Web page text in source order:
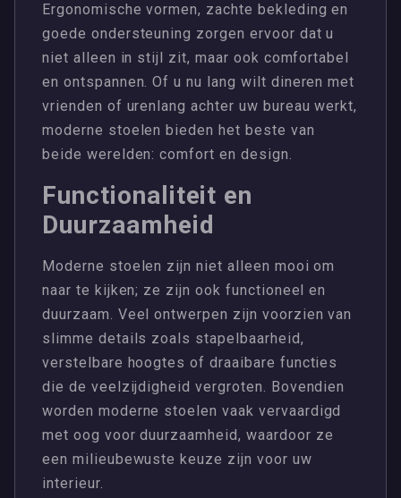
Ergonomische vormen, zachte bekleding en
goede ondersteuning zorgen ervoor dat u
niet alleen in stijl zit, maar ook comfortabel
en ontspannen. Of u nu lang wilt dineren met
vrienden of urenlang achter uw bureau werkt,
moderne stoelen bieden het beste van
beide werelden: comfort en design.
Functionaliteit en
Duurzaamheid
Moderne stoelen zijn niet alleen mooi om
naar te kijken; ze zijn ook functioneel en
duurzaam. Veel ontwerpen zijn voorzien van
slimme details zoals stapelbaarheid,
verstelbare hoogtes of draaibare functies
die de veelzijdigheid vergroten. Bovendien
worden moderne stoelen vaak vervaardigd
met oog voor duurzaamheid, waardoor ze
een milieubewuste keuze zijn voor uw
interieur.